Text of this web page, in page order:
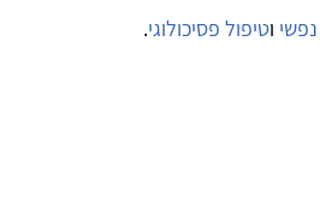
וטיפול פסיכולוגי.